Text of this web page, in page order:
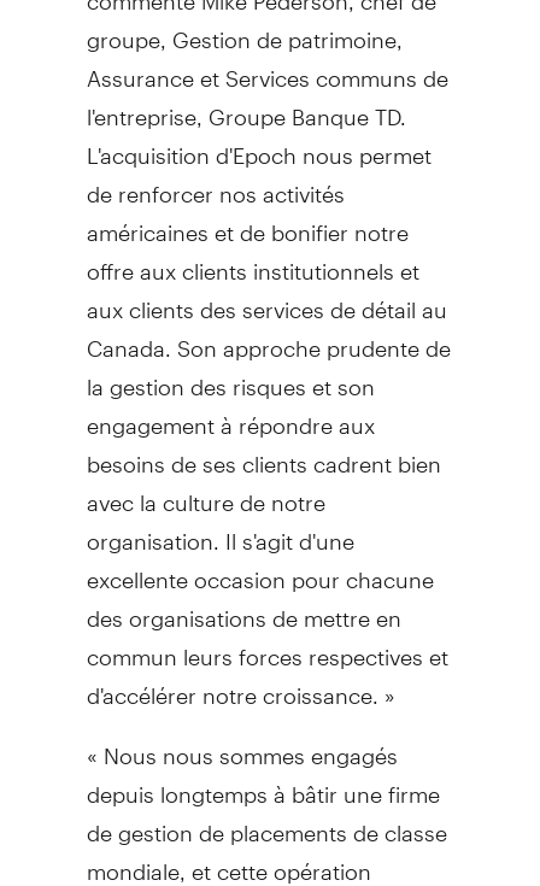
groupe, Gestion de patrimoine,
Assurance et Services communs de
l'entreprise, Groupe Banque TD.
L'acquisition d'Epoch nous permet
de renforcer nos activités
américaines et de bonifier notre
offre aux clients institutionnels et
aux clients des services de détail au
Canada. Son approche prudente de
la gestion des risques et son
engagement à répondre aux
besoins de ses clients cadrent bien
avec la culture de notre
organisation. Il s'agit d'une
excellente occasion pour chacune
des organisations de mettre en
commun leurs forces respectives et
d'accélérer notre croissance. »
« Nous nous sommes engagés
depuis longtemps à bâtir une firme
de gestion de placements de classe
mondiale, et cette opération